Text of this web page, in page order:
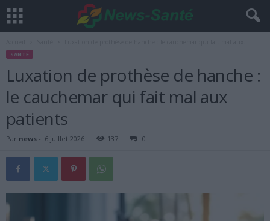
SANTÉ
Luxation de prothèse de hanche :
le cauchemar qui fait mal aux
patients
Par news - 6 juillet 2026 137 0